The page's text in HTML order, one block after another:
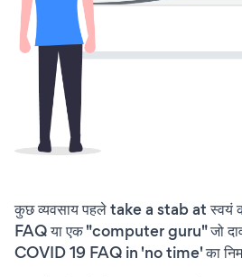
कुछ व्यवसाय पहले take a stab at
FAQ या एक "computer guru" जो
COVID 19 FAQ in 'no time' का